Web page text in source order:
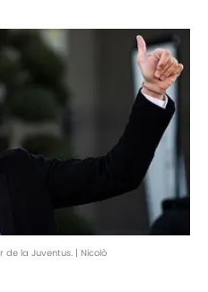
de la Juventus. | Nicolò